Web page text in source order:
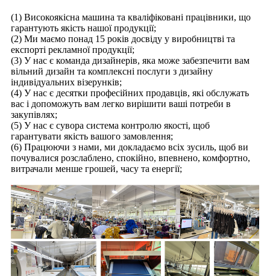
(1) Високоякісна машина та кваліфіковані працівники, що
гарантують якість нашої продукції;
(2) Ми маємо понад 15 років досвіду у виробництві та
експорті рекламної продукції;
(3) У нас є команда дизайнерів, яка може забезпечити вам
вільний дизайн та комплексні послуги з дизайну
індивідуальних візерунків;
(4) У нас є десятки професійних продавців, які обслужать
вас і допоможуть вам легко вирішити ваші потреби в
закупівлях;
(5) У нас є сувора система контролю якості, щоб
гарантувати якість вашого замовлення;
(6) Працюючи з нами, ми докладаємо всіх зусиль, щоб ви
почувалися розслаблено, спокійно, впевнено, комфортно,
витрачали менше грошей, часу та енергії;